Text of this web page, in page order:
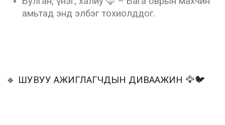
амьтад энд элбэг тохиолддог.
🔹 ШУВУУ АЖИГЛАГЧДЫН ДИВААЖИН 🦅🐦